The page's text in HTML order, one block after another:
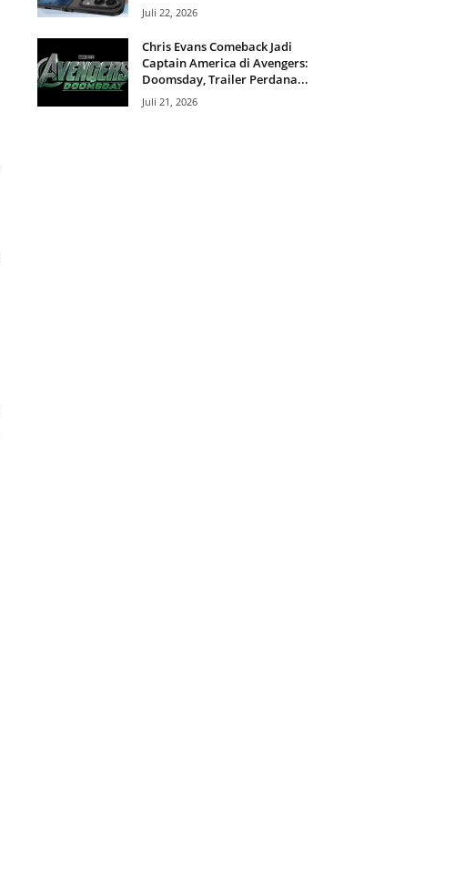
Juli 22, 2026
Chris Evans Comeback Jadi
Captain America di Avengers:
Doomsday, Trailer Perdana...
Juli 21, 2026